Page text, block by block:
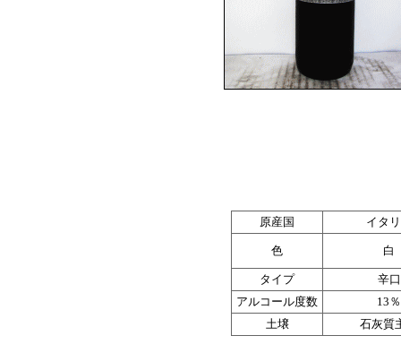
原産国 イタ
色 白
タイプ
辛口
アルコール度数
13％
土壌
石灰質